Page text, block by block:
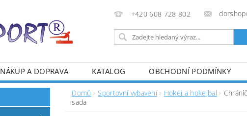
+420 608 728 802
NÁKUP A DOPRAVA KATALOG OBCHODNÍ PODMÍNKY
Domů Sportovní vybavení Hokej a hokejbal
sada